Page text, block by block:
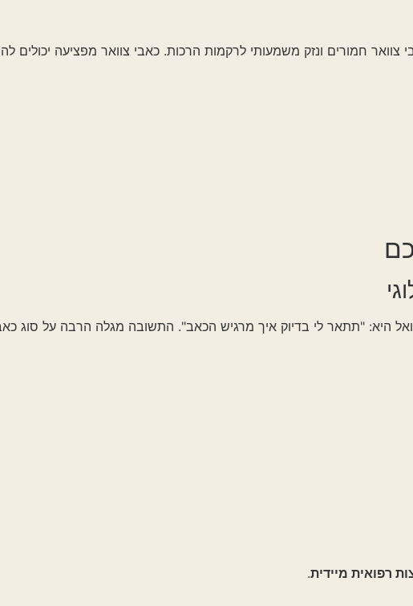
ונזק משמעותי לרקמות הרכות. כאבי צוואר מפציעה יכולים להופיע
לי בדיוק איך מרגיש הכאב". התשובה מגלה הרבה על סוג כאבי הצוואר.
.